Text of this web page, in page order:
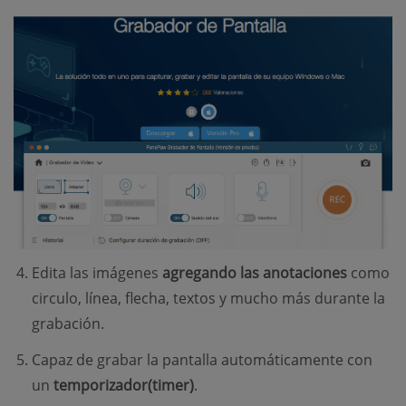
Edita las imágenes agregando las anotaciones como
circulo, línea, flecha, textos y mucho más durante la
grabación.
Capaz de grabar la pantalla automáticamente con
un temporizador(timer).